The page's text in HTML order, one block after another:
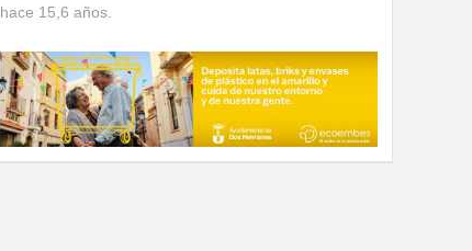
hace 15,6 años.